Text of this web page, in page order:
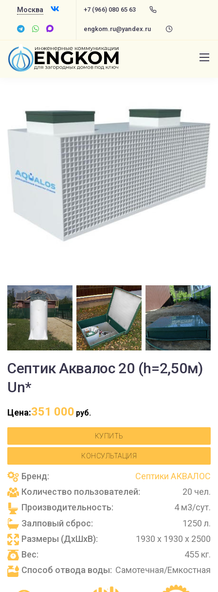
Москва +7 (966) 080 65 63
engkom.ru@yandex.ru
Септик Аквалос 20 (h=2,50м)
Un*
Цена:351 000 руб.
КУПИТЬ
КОНСУЛЬТАЦИЯ
Бренд:
Септики АКВАЛОС
Количество пользователей:
20 чел.
Производительность:
4 м3/сут.
Залповый сброс:
1250 л.
Размеры (ДхШхВ):
1930 х 1930 х 2500
Вес:
455 кг.
Способ отвода воды: Самотечная/Емкостная